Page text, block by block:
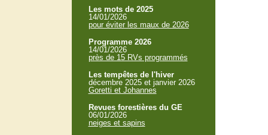
Les mots de 2025
14/01/2026
pour éviter les maux de 2026
Programme 2026
14/01/2026
près de 15 RVs programmés
Les tempêtes de l'hiver
décembre 2025 et janvier 2026
Goretti et Johannes
Revues forestières du GE
06/01/2026
neiges et sapins